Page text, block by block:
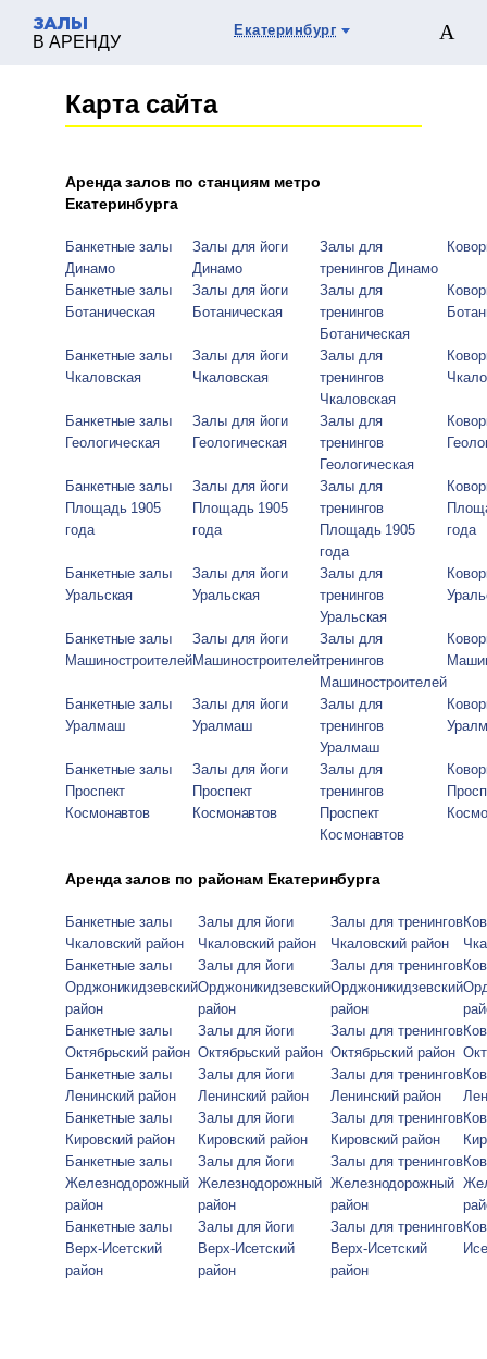
ЗАЛЫ
В АРЕНДУ
Екатеринбург
Карта сайта
Аренда залов по станциям метро
Екатеринбурга
Банкетные залы
Динамо
Залы для йоги
Динамо
Залы для
тренингов Динамо
Банкетные залы
Ботаническая
Залы для йоги
Ботаническая
Залы для
тренингов
Ботаническая
Банкетные залы
Чкаловская
Залы для йоги
Чкаловская
Залы для
тренингов
Чкаловская
Банкетные залы
Геологическая
Залы для йоги
Геологическая
Залы для
тренингов
Геологическая
Банкетные залы
Площадь 1905
года
Залы для йоги
Площадь 1905
года
Залы для
тренингов
Площадь 1905
года
года
Банкетные залы
Уральская
Залы для йоги
Уральская
Залы для
тренингов
Уральская
Банкетные залы
Машиностроителей
Залы для йоги
Машиностроителей
Залы для
тренингов
Машиностроителей
Банкетные залы
Уралмаш
Залы для йоги
Уралмаш
Залы для
тренингов
Уралмаш
Банкетные залы
Проспект
Космонавтов
Залы для йоги
Проспект
Космонавтов
Залы для
тренингов
Проспект
Космонавтов
Аренда залов по районам Екатеринбурга
Банкетные залы
Чкаловский район
Залы для йоги
Чкаловский район
Залы для тренингов
Чкаловский район
Банкетные залы
Орджоникидзевский
район
Залы для йоги
Орджоникидзевский
район
Залы для тренингов
Орджоникидзевский
район
Банкетные залы
Октябрьский район
Залы для йоги
Октябрьский район
Залы для тренингов
Октябрьский район
Банкетные залы
Ленинский район
Залы для йоги
Ленинский район
Залы для тренингов
Ленинский район
Банкетные залы
Кировский район
Залы для йоги
Кировский район
Залы для тренингов
Кировский район
Банкетные залы
Железнодорожный
район
Залы для йоги
Железнодорожный
район
Залы для тренингов
Железнодорожный
район
Банкетные залы
Верх-Исетский
район
Залы для йоги
Верх-Исетский
район
Залы для тренингов
Верх-Исетский
район